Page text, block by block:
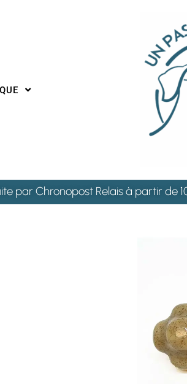
par Chronopost Relais à partir de